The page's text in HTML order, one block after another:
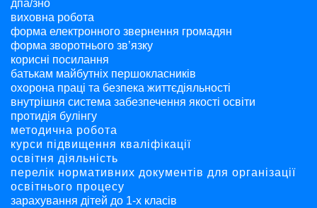
дпа/зно
виховна робота
форма електронного звернення громадян
форма зворотнього зв’язку
корисні посилання
батькам майбутніх першокласників
охорона праці та безпека життєдіяльності
внутрішня система забезпечення якості освіти
протидія булінгу
методична робота
курси підвищення кваліфікації
освітня діяльність
перелік нормативних документів для організації
освітнього процесу
зарахування дітей до 1-х класів